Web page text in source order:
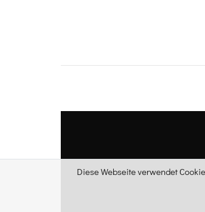
Diese Webseite verwendet